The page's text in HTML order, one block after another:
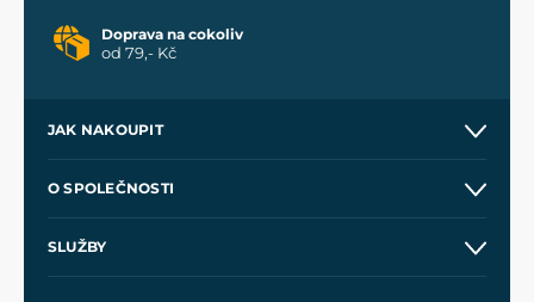
Doprava na cokoliv
od 79,- Kč
JAK NAKOUPIT
Velkoobchod
O SPOLEČNOSTI
SLUŽBY